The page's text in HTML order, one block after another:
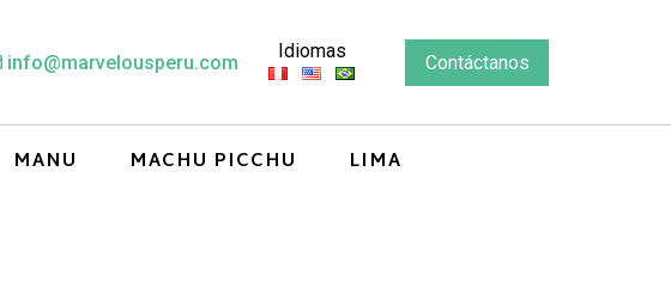
info@marvelousperu.com Idiomas Contáctanos
MANU MACHU PICCHU LIMA